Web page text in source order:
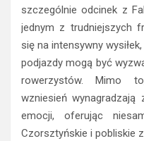
szczególnie odcinek z
jednym z trudniejszych
się na intensywny
podjazdy mogą być
rowerzystów. Mimo
wzniesień wynagradzają
emocji, oferując
Czorsztyńskie i pobliskie